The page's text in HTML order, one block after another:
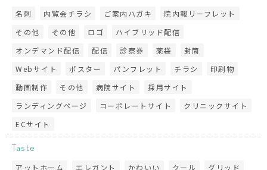
名刺 内覧会チラシ ご案内ハガキ
院内報リーフレット
その他
その他 ロゴ
ハイブリッド配信
オンデマンド配信
配信 診察券 薬袋
封筒
Webサイト
ポスター パンフレット チラシ
印刷物
動画制作
その他 病院サイト
採用サイト
ランディングページ
コーポレートサイト
クリニックサイト
ECサイト
Taste
アットホーム エレガント かわいい クール
グリッド